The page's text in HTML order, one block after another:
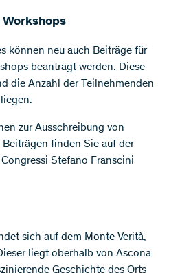
Workshops
können neu auch Beiträge für
beantragt werden. Diese
die Anzahl der Teilnehmenden
zur Ausschreibung von
finden Sie auf der
Stefano Franscini
sich auf dem Monte Verità,
liegt oberhalb von Ascona
Geschichte des Orts